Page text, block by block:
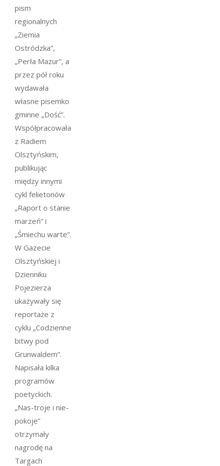
pism
regionalnych
„Ziemia
Ostródzka”,
„Perła Mazur”, a
przez pół roku
wydawała
własne pisemko
gminne „Dość”.
Współpracowała
z Radiem
Olsztyńskim,
publikując
między innymi
cykl felietonów
„Raport o stanie
marzeń” i
„Śmiechu warte”.
W Gazecie
Olsztyńskiej i
Dzienniku
Pojezierza
ukazywały się
reportaże z
cyklu „Codzienne
bitwy pod
Grunwaldem”.
Napisała kilka
programów
poetyckich.
„Nas-troje i nie-
pokoje”
otrzymały
nagrodę na
Targach